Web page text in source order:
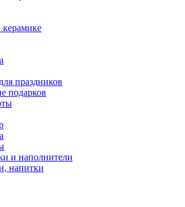
керамике
праздников
подарков
и наполнители
напитки